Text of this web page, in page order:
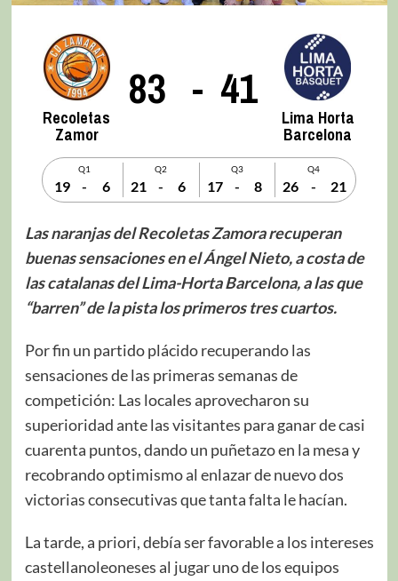
Recoletas
Zamor
83 - 41
Lima Horta
Barcelona
Q1
19 - 6
Q2
21 - 6
Q3
17 - 8
Q4
26 - 21
Las naranjas del Recoletas Zamora recuperan
buenas sensaciones en el Ángel Nieto, a costa de
las catalanas del Lima-Horta Barcelona, a las que
“barren” de la pista los primeros tres cuartos.
Por fin un partido plácido recuperando las
sensaciones de las primeras semanas de
competición: Las locales aprovecharon su
superioridad ante las visitantes para ganar de casi
cuarenta puntos, dando un puñetazo en la mesa y
recobrando optimismo al enlazar de nuevo dos
victorias consecutivas que tanta falta le hacían.
La tarde, a priori, debía ser favorable a los intereses
castellanoleoneses al jugar uno de los equipos